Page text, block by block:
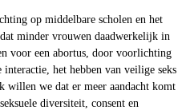
op middelbare scholen en het
minder vrouwen daadwerkelijk in
voor een abortus, door voorlichting
interactie, het hebben van veilige seks
willen we dat er meer aandacht komt
diversiteit, consent en